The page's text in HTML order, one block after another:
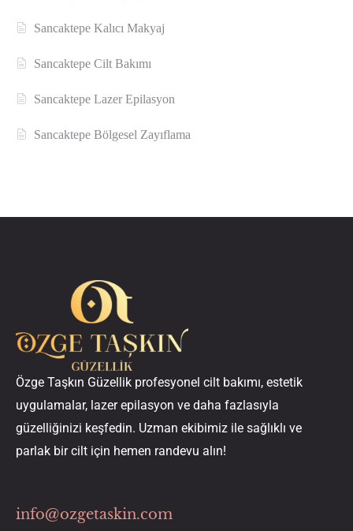
Sancaktepe Kalıcı Makyaj
Sancaktepe Cilt Bakımı
Sancaktepe Lazer Epilasyon
Sancaktepe Bölgesel Zayıflama
Özge Taşkın Güzellik profesyonel cilt bakımı, estetik
uygulamalar, lazer epilasyon ve daha fazlasıyla
güzelliğinizi keşfedin. Uzman ekibimiz ile sağlıklı ve
parlak bir cilt için hemen randevu alın!
info@ozgetaskin.com